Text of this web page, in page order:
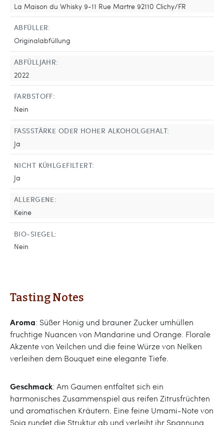
La Maison du Whisky 9-11 Rue Martre 92110 Clichy/FR
ABFÜLLER:
Originalabfüllung
ABFÜLLJAHR:
2022
FARBSTOFF:
Nein
FASSSTÄRKE ODER HOHER ALKOHOLGEHALT:
Ja
NICHT KÜHLGEFILTERT:
Ja
ALLERGENE:
Keine
BIO-SIEGEL:
Nein
Tasting Notes
Aroma: Süßer Honig und brauner Zucker umhüllen
fruchtige Nuancen von Mandarine und Orange. Florale
Akzente von Veilchen und die feine Würze von Nelken
verleihen dem Bouquet eine elegante Tiefe.
Geschmack: Am Gaumen entfaltet sich ein
harmonisches Zusammenspiel aus reifen Zitrusfrüchten
und aromatischen Kräutern. Eine feine Umami-Note von
Soja rundet die Struktur ab und verleiht ihr Spannung